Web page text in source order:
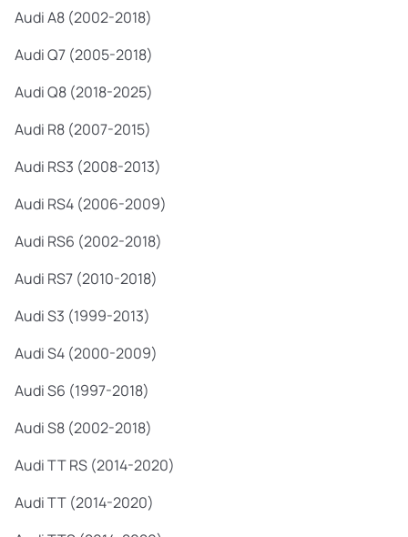
Audi A8 (2002-2018)
Audi Q7 (2005-2018)
Audi Q8 (2018-2025)
Audi R8 (2007-2015)
Audi RS3 (2008-2013)
Audi RS4 (2006-2009)
Audi RS6 (2002-2018)
Audi RS7 (2010-2018)
Audi S3 (1999-2013)
Audi S4 (2000-2009)
Audi S6 (1997-2018)
Audi S8 (2002-2018)
Audi TT RS (2014-2020)
Audi TT (2014-2020)